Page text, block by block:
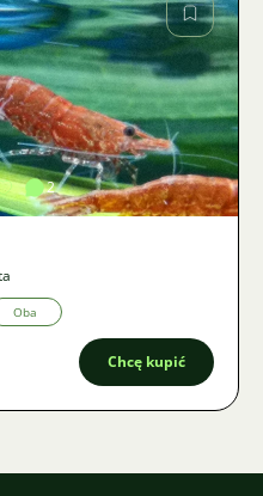
2
Oba
Chcę kupić